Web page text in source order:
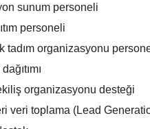
sunum personeli
personeli
tadım organizasyonu
organizasyonu desteği
veri toplama (Lead